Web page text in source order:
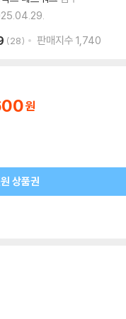
28 판매지수 1,740
상품권